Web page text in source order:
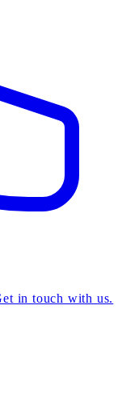
in touch with us.